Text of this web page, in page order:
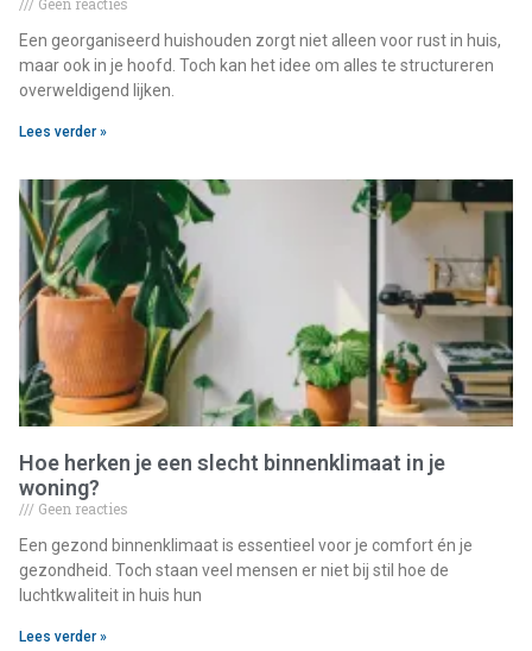
Een georganiseerd huishouden zorgt niet alleen voor rust in huis,
maar ook in je hoofd. Toch kan het idee om alles te structureren
overweldigend lijken.
Lees verder »
Hoe herken je een slecht binnenklimaat in je
woning?
Geen reacties
Een gezond binnenklimaat is essentieel voor je comfort én je
gezondheid. Toch staan veel mensen er niet bij stil hoe de
luchtkwaliteit in huis hun
Lees verder »